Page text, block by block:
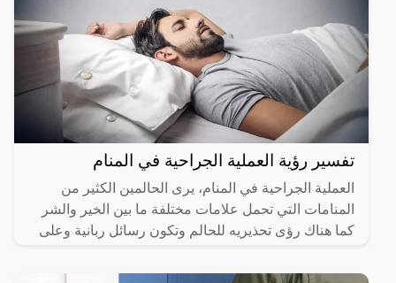
تفسير رؤية العملية الجراحية في المنام
العملية الجراحية في المنام، يرى الحالمين الكثير من
المنامات التي تحمل علامات مختلفة ما بين الخير والشر
كما هناك رؤى تحذيريه للحالم وتكون رسائل ربانية وعلى